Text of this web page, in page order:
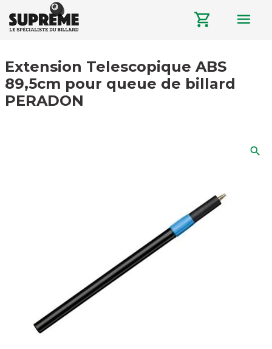
shopping_cart menu
Extension Telescopique ABS
89,5cm pour queue de billard
PERADON
search